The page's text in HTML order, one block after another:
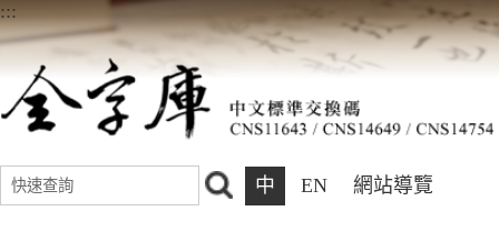
:::
中 EN 網站導覽